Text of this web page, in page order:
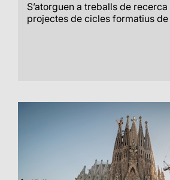
S’atorguen a treballs de
projectes de cicles formatius